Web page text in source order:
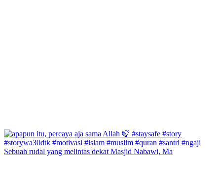
Sebuah rudal yang melintas dekat Masjid Nabawi, Ma